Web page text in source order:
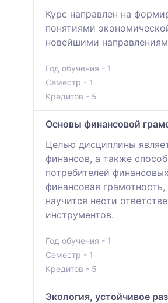
Курс направлен на
понятиями
новейшими
Год обучения - 1
Семестр - 1
Кредитов - 5
Основы финансовой
Целью дисциплины
финансов, а также
потребителей
финансовая
научится нести
инструментов.
Год обучения - 1
Семестр - 1
Кредитов - 5
Экология, устойчивое